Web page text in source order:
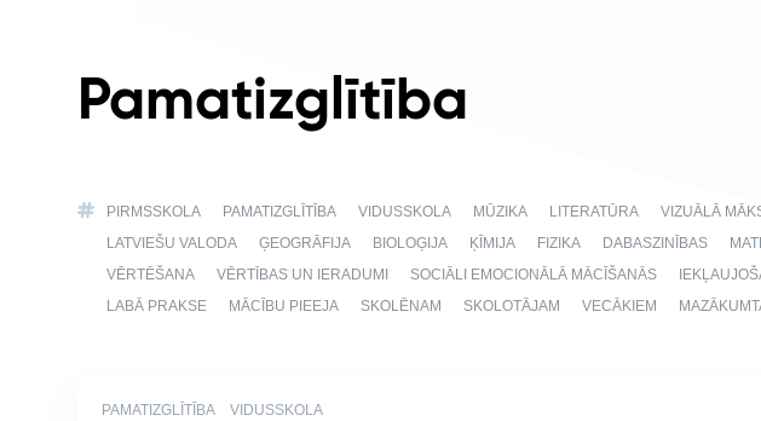
Pamatizglītība
PIRMSSKOLA PAMATIZGLĪTĪBA VIDUSSKOLA MŪZIKA LITERATŪRA VIZUĀLĀ
LATVIEŠU VALODA
ĢEOGRĀFIJA BIOLOĢIJA ĶĪMIJA FIZIKA DABASZINĪBAS
VĒRTĒŠANA
VĒRTĪBAS UN IERADUMI SOCIĀLI EMOCIONĀLĀ MĀCĪŠANĀS
LABĀ PRAKSE
MĀCĪBU PIEEJA SKOLĒNAM SKOLOTĀJAM VECĀKIEM
PAMATIZGLĪTĪBA VIDUSSKOLA